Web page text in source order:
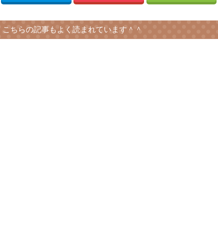
こちらの記事もよく読まれています＾＾